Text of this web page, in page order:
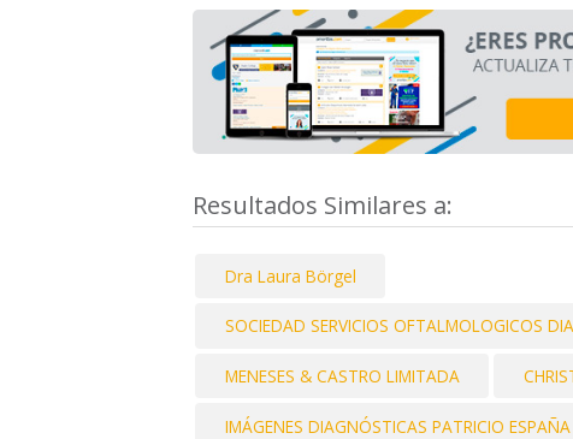
Resultados Similares a:
Dra Laura Börgel
SOCIEDAD SERVICIOS OFTALMOLOGICOS
MENESES & CASTRO LIMITADA
IMÁGENES DIAGNÓSTICAS PATRICIO